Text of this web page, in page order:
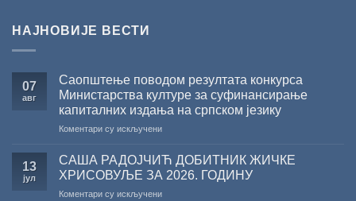
НАЈНОВИЈЕ ВЕСТИ
07
авг
Саопштење поводом резултата конкурса
Министарства културе за суфинансирање
капиталних издања на српском језику
Коментари су искљученина
поводом
резултата
конкурса
Министарства
13
јул
САША РАДОЈЧИЋ ДОБИТНИК ЖИЧКЕ
ХРИСОВУЉЕ ЗА 2026. ГОДИНУ
Коментари су искљученина